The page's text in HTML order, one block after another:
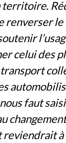
territoire.
renverser le
celui des
faut